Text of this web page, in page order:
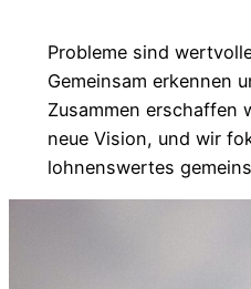
Probleme sind
Gemeinsam erkennen
Zusammen erschaffen
neue Vision, und wir
lohnenswertes